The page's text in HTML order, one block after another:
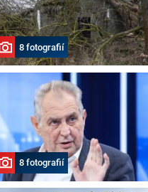
8 fotografií
8 fotografií